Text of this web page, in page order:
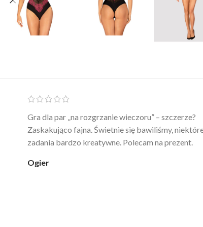
Ten żel intymny to był strzał w 10 – nie tylko
poprawia komfort, ale też daje przyjemne uczucie
ciepła. Nie uczula, bez zapachu. Kupuję już 3 raz i na